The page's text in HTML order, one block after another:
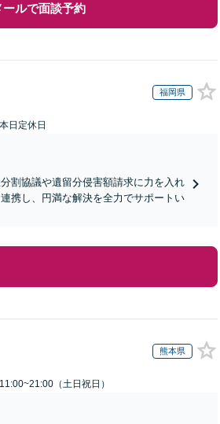
ールで面談予約
福岡県
日定休日
割協議や遺留分侵害額請求に力を入れ
携し、円満な解決を全力でサポートい
熊本県
（土日祝日）